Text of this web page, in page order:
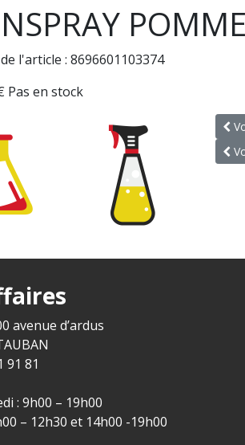
l'article : 8696601103374
Pas en stock
avenue d’ardus
91 81
: 9h00 – 19h00
– 12h30 et 14h00 -19h00